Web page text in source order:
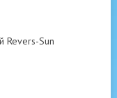
Revers-Sun